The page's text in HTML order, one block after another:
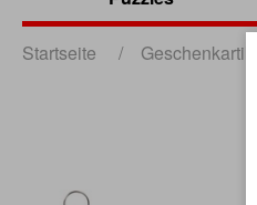
Startseite / Geschenkartikel